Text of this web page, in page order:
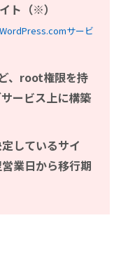
ト（※）
WordPress.comサービ
、root権限を持
ービス上に構築
しているサイ
業日から移行期